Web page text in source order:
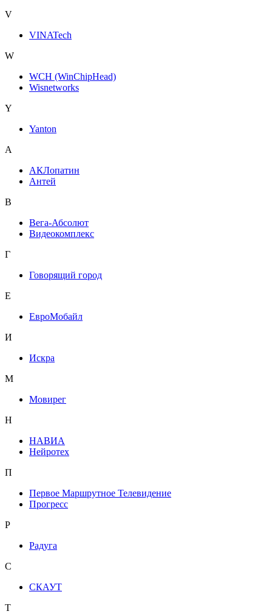
V
VINATech
W
WCH (WinChipHead)
Wisnetworks
Y
Yanton
А
АКЛопатин
Антей
В
Вега-Абсолют
Видеокомплекс
Г
Говорящий город
Е
ЕвроМобайл
И
Искра
М
Мовирег
Н
НАВИА
Нейротех
П
Первое Маршрутное Телевидение
Прогресс
Р
Радуга
С
СКАУТ
Т